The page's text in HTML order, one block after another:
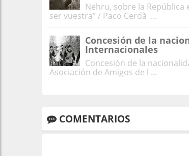
Nehru, sobre la República
ser vuestra” / Paco Cerdà ...
Concesión de la
Internacionales
Concesión de la
Asociación de Amigos de l ...
COMENTARIOS